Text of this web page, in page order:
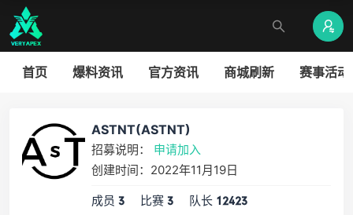
首页 爆料资讯 官方资讯 商城刷新 赛事活动
ASTNT(ASTNT)
招募说明： 申请加入
创建时间：2022年11月19日
成员 3 比赛 3 队长 12423